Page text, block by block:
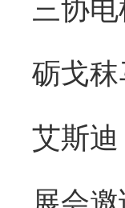
砺戈